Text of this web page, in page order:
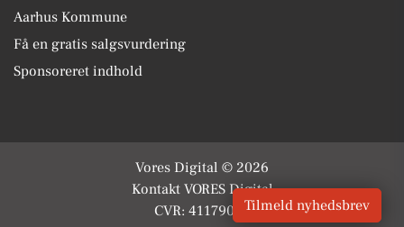
Aarhus Kommune
Få en gratis salgsvurdering
Sponsoreret indhold
Vores Digital © 2026
Kontakt VORES Digital
CVR: 41179082Tilmeld nyhedsbrev